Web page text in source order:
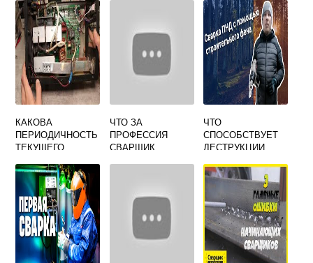
УКАЗЫВАЮЩЕЙ
НА РОД И
ПОЛЯРНОСТЬ
ТОКА ПРИ
СВАРКЕ
КАКОВА
ПЕРИОДИЧНОСТЬ
ТЕКУЩЕГО
СВАРОЧНЫХ
ПРЕОБРАЗОВАТЕ
ЛЕЙ
ЧТО ЗА
ПРОФЕССИЯ
СВАРЩИК
НОЙ СВАРКИ
НАПЛАВКИ
ЧТО
СПОСОБСТВУЕТ
ДЕСТРУКЦИИ
СВАРКЕ
НАГРЕТЫМ
ИНСТРУМЕНТОМ